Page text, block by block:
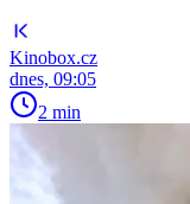
Kinobox.cz
dnes, 09:05
2 min